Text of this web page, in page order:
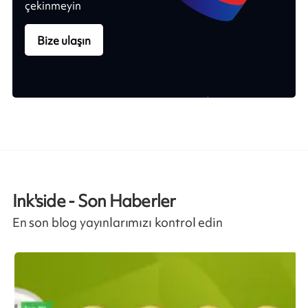
çekinmeyin
Bize ulaşın
Ink'side - Son Haberler
En son blog yayınlarımızı kontrol edin